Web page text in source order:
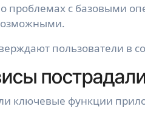
проблемах с базовыми
пользователи в
ключевые функции